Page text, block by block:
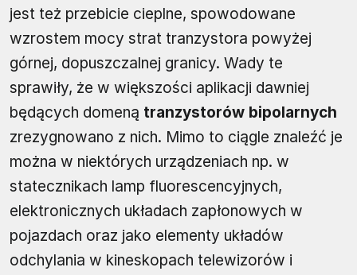
jest też przebicie cieplne, spowodowane
wzrostem mocy strat tranzystora powyżej
górnej, dopuszczalnej granicy. Wady te
sprawiły, że w większości aplikacji dawniej
będących domeną tranzystorów bipolarnych
zrezygnowano z nich. Mimo to ciągle znaleźć je
można w niektórych urządzeniach np. w
statecznikach lamp fluorescencyjnych,
elektronicznych układach zapłonowych w
pojazdach oraz jako elementy układów
odchylania w kineskopach telewizorów i